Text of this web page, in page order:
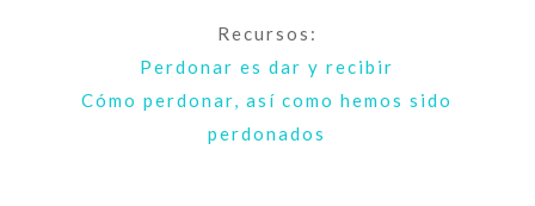
Recursos:
Perdonar es dar y recibir
Cómo perdonar, así como hemos sido
perdonados